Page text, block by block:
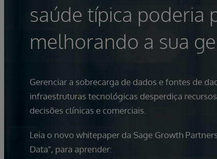
saúde típica poderia
melhorando a sua
Gerenciar a sobrecarga de dados e fontes de
infraestruturas tecnológicas desperdiça
decisões clínicas e comerciais.
Leia o novo whitepaper da Sage Growth
Data", para aprender: